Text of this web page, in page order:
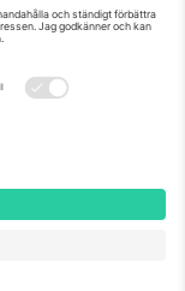
se specifik
namn